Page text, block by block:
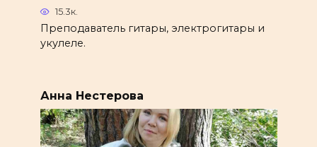
15.3к.
Преподаватель гитары, электрогитары и
укулеле.
Анна Нестерова